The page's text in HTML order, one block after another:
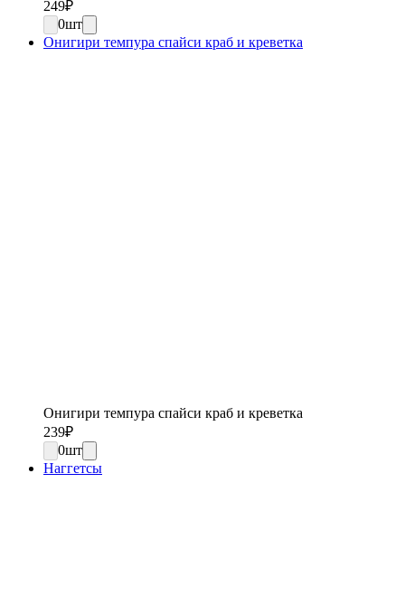
249₽
0шт
Онигири темпура спайси краб и креветка
Онигири темпура спайси краб и креветка
239₽
0шт
Наггетсы